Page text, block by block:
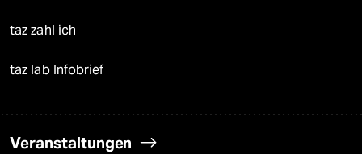
taz zahl ich
taz lab Infobrief
Veranstaltungen